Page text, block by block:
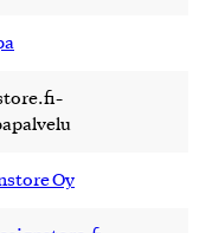
Oy